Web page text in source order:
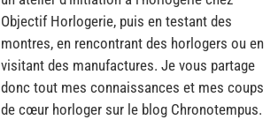
Objectif Horlogerie, puis en testant des
montres, en rencontrant des horlogers ou en
visitant des manufactures. Je vous partage
donc tout mes connaissances et mes coups
de cœur horloger sur le blog Chronotempus.